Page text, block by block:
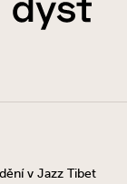
v Jazz Tibet